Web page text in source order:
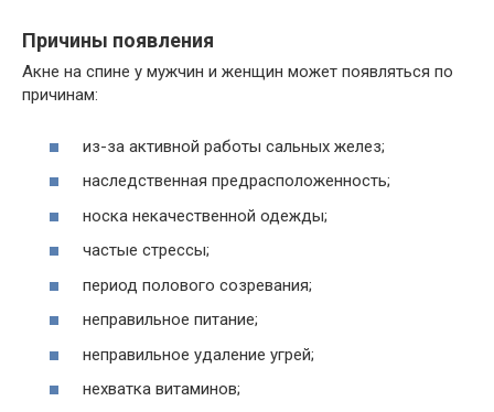
Причины появления
Акне на спине у мужчин и женщин может появляться по
причинам:
из-за активной работы сальных желез;
наследственная предрасположенность;
носка некачественной одежды;
частые стрессы;
период полового созревания;
неправильное питание;
неправильное удаление угрей;
нехватка витаминов;